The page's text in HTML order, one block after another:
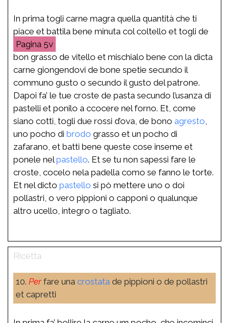
In prima togli carne magra quella quantità che ti
piace et battila bene minuta col coltello et togli de
5v
bon grasso de vitello et mischialo bene con la dicta
carne giongendovi de bone spetie secundo il
communo gusto o secundo il gusto del patrone.
Dapoi fa’ le tue croste de pasta secundo l’usanza di
pastelli et ponilo a ccocere nel forno. Et, come
siano cotti, togli due rossi d’ova, de bono agresto
uno pocho di brodo grasso et un pocho di
zafarano, et batti bene queste cose inseme et
ponele nelpastello. Et se tu non sapessi fare le
croste, cocelo nela padella como se fanno le torte.
Et nel dicto pastello si pò mettere uno o doi
pollastri, o vero pippioni o capponi o qualunque
altro ucello, integro o tagliato.
10. Perfare una crostata de pippioni o de pollastri
et capretti